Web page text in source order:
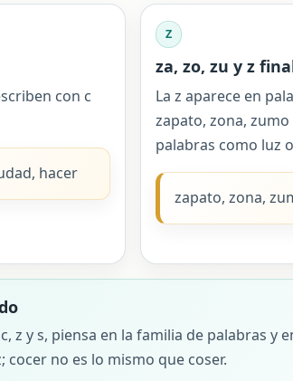
con c
hacer
Z
za, zo, zu y z
La z aparece en
zapato, zona,
palabras como luz
zapato, zona,
z y s, piensa en la familia de palabras y
cocer no es lo mismo que coser.